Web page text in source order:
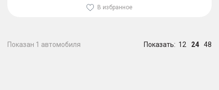
В избранное
Показан 1 автомобиля Показать: 12 24 48